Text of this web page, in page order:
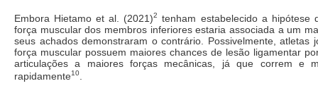
Embora Hietamo et al. (2021)2
tenham estabelecido a hipótese
força muscular dos membros inferiores estaria associada a um
seus achados demonstraram o contrário. Possivelmente, atletas
força muscular possuem maiores chances de lesão ligamentar
articulações a maiores forças mecânicas, já que correm e
rapidamente10